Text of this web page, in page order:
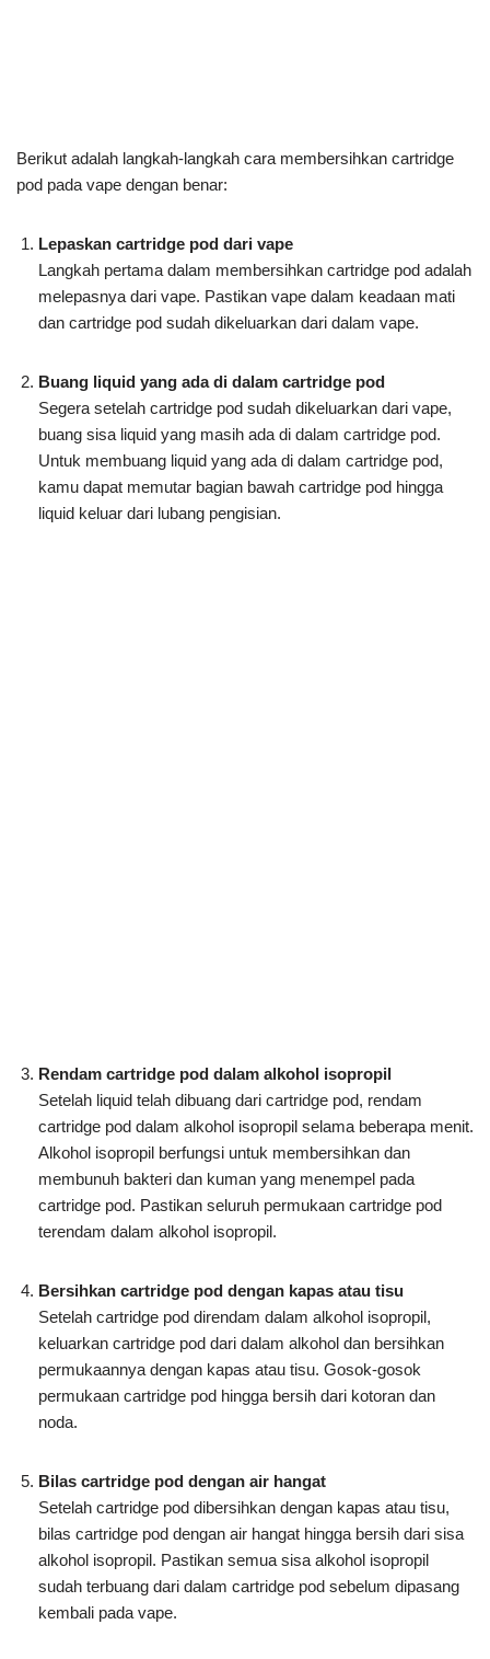
Berikut adalah langkah-langkah cara membersihkan cartridge
pod pada vape dengan benar:
Lepaskan cartridge pod dari vape
Langkah pertama dalam membersihkan cartridge pod adalah
melepasnya dari vape. Pastikan vape dalam keadaan mati
dan cartridge pod sudah dikeluarkan dari dalam vape.
Buang liquid yang ada di dalam cartridge pod
Segera setelah cartridge pod sudah dikeluarkan dari vape,
buang sisa liquid yang masih ada di dalam cartridge pod.
Untuk membuang liquid yang ada di dalam cartridge pod,
kamu dapat memutar bagian bawah cartridge pod hingga
liquid keluar dari lubang pengisian.
Rendam cartridge pod dalam alkohol isopropil
Setelah liquid telah dibuang dari cartridge pod, rendam
cartridge pod dalam alkohol isopropil selama beberapa menit.
Alkohol isopropil berfungsi untuk membersihkan dan
membunuh bakteri dan kuman yang menempel pada
cartridge pod. Pastikan seluruh permukaan cartridge pod
terendam dalam alkohol isopropil.
Bersihkan cartridge pod dengan kapas atau tisu
Setelah cartridge pod direndam dalam alkohol isopropil,
keluarkan cartridge pod dari dalam alkohol dan bersihkan
permukaannya dengan kapas atau tisu. Gosok-gosok
permukaan cartridge pod hingga bersih dari kotoran dan
noda.
Bilas cartridge pod dengan air hangat
Setelah cartridge pod dibersihkan dengan kapas atau tisu,
bilas cartridge pod dengan air hangat hingga bersih dari sisa
alkohol isopropil. Pastikan semua sisa alkohol isopropil
sudah terbuang dari dalam cartridge pod sebelum dipasang
kembali pada vape.